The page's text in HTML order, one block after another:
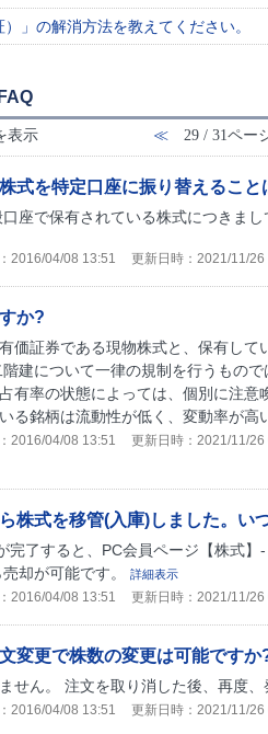
）」の解消方法を教えてください。
表示 ≪ 29 / 31ペー
式を特定口座に振り替えること
座で保有されている株式につきま
2016/04/08 13:51 更新日時：2021/11/26
か?
価証券である現物株式と、保有し
階建について一律の規制を行うもの
有率の状態によっては、個別に注
る銘柄は流動性が低く、変動率が高
2016/04/08 13:51 更新日時：2021/11/26
株式を移管(入庫)しました。い
完了すると、PC会員ページ【株式
却が可能です。
詳細表示
2016/04/08 13:51 更新日時：2021/11/26
変更で株数の変更は可能ですか
せん。 注文を取り消した後、再度、
2016/04/08 13:51 更新日時：2021/11/26